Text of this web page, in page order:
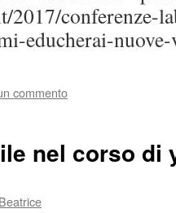
2017/conferenze-
educherai-
commento
nel corso di
Beatrice